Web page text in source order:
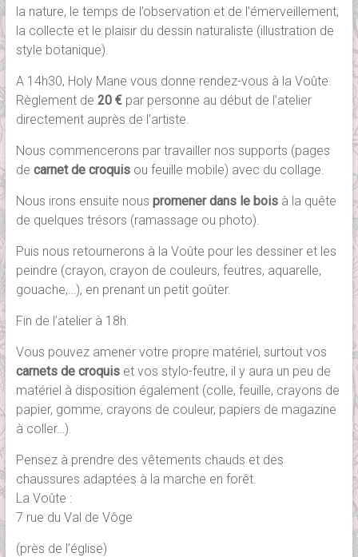
la nature, le temps de l’observation et de l’émerveillement,
la collecte et le plaisir du dessin naturaliste (illustration de
style botanique).
A 14h30, Holy Mane vous donne rendez-vous à la Voûte.
Règlement de 20 €par personne au début de l’atelier
directement auprès de l’artiste.
Nous commencerons par travailler nos supports (pages
de carnet de croquisou feuille mobile) avec du collage.
Nous irons ensuite nous promener dans le boisà la quête
de quelques trésors (ramassage ou photo).
Puis nous retournerons à la Voûte pour les dessiner et les
peindre (crayon, crayon de couleurs, feutres, aquarelle,
gouache,…), en prenant un petit goûter.
Fin de l’atelier à 18h.
Vous pouvez amener votre propre matériel, surtout vos
carnets de croquiset vos stylo-feutre, il y aura un peu de
matériel à disposition également (colle, feuille, crayons de
papier, gomme, crayons de couleur, papiers de magazine
à coller…).
Pensez à prendre des vêtements chauds et des
chaussures adaptées à la marche en forêt.
La Voûte :
7 rue du Val de Vôge
(près de l’église)